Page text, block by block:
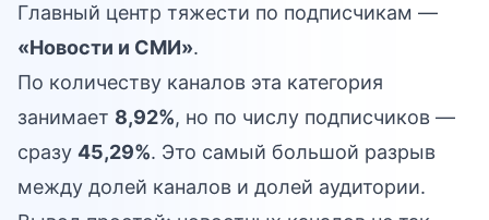
Главный центр тяжести по подписчикам —
«Новости и СМИ».
По количеству каналов эта категория
занимает 8,92%, но по числу подписчиков —
сразу 45,29%. Это самый большой разрыв
между долей каналов и долей аудитории.